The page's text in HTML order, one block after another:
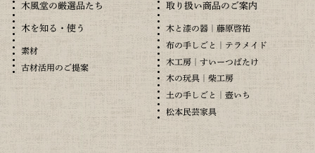
木風堂の厳選品たち
木を知る・使う
素材
古材活用のご提案
取り扱い商品のご案内
木と漆の器｜藤原啓祐
布の手しごと｜テラメイド
木工房｜すいーつばたけ
木の玩具｜柴工房
土の手しごと｜壺いち
松本民芸家具